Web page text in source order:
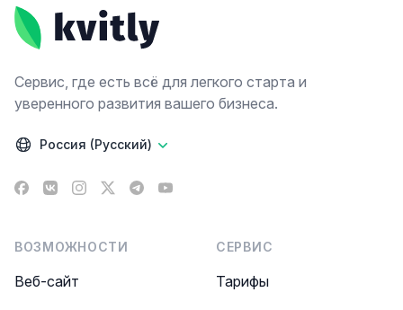
Сервис, где есть всё для легкого старта и
уверенного развития вашего бизнеса.
Россия (Русский)
Facebook
VK Instagram
X TelegramYouTube
ВОЗМОЖНОСТИ
Веб-сайт
СЕРВИС
Тарифы